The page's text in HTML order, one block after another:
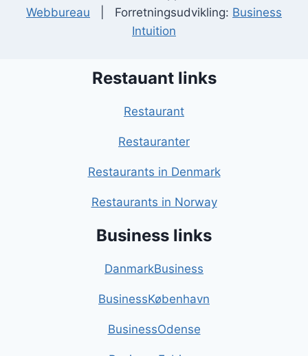
Webbureau | Forretningsudvikling: Business
Intuition
Restauant links
Restaurant
Restauranter
Restaurants in Denmark
Restaurants in Norway
Business links
DanmarkBusiness
BusinessKøbenhavn
BusinessOdense